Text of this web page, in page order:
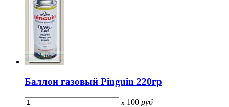
Баллон газовый Pinguin 220гр
x 100 руб